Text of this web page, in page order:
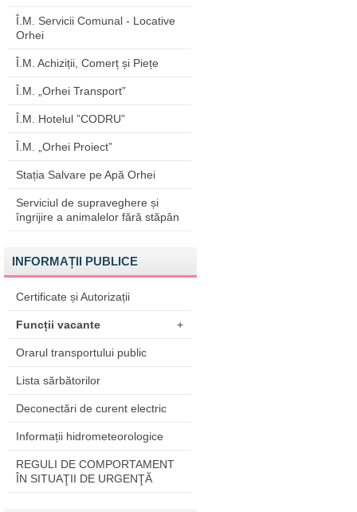
Î.M. Servicii Comunal - Locative
Orhei
Î.M. Achiziții, Comerț și Piețe
Î.M. „Orhei Transport”
Î.M. Hotelul ”CODRU”
Î.M. „Orhei Proiect”
Stația Salvare pe Apă Orhei
Serviciul de supraveghere și
îngrijire a animalelor fără stăpân
INFORMAȚII PUBLICE
Certificate și Autorizații
Funcții vacante +
Orarul transportului public
Lista sărbătorilor
Deconectări de curent electric
Informații hidrometeorologice
REGULI DE COMPORTAMENT
ÎN SITUAŢII DE URGENŢĂ